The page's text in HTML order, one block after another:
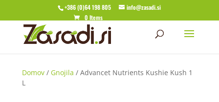
+386 (0)64 198 805
info@zasadi.si
0 Items
Domov/ Gnojila / Advancet Nutrients Kushie Kush 1
L